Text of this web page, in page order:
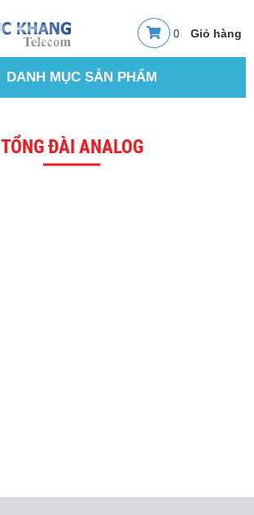
0
DANH MỤC SẢN PHẨM
TỔNG ĐÀI ANALOG